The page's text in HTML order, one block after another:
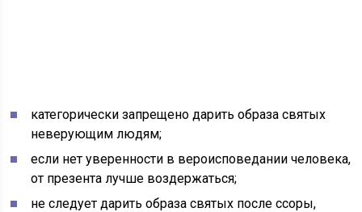
категорически запрещено дарить образа святых
неверующим людям;
если нет уверенности в вероисповедании человека,
от презента лучше воздержаться;
не следует дарить образа святых после ссоры,